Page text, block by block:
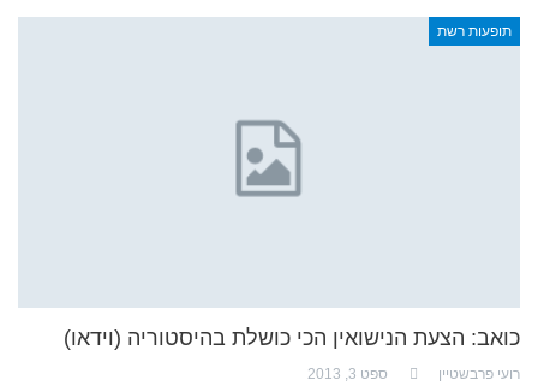
תופעות רשת
כואב: הצעת הנישואין הכי כושלת בהיסטוריה (וידאו)
רועי פרבשטיין ספט 3, 2013